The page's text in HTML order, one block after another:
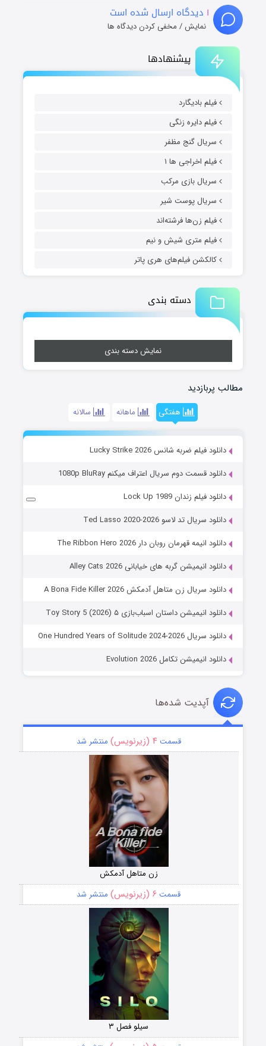
پیشنهادها
فیلم بادیگارد
فیلم دایره زنگی
سریال گنج مظفر
فیلم اخراجی ها ۱
سریال بازی مرکب
سریال پوست شیر
فیلم زن‌ها فرشته‌اند
فیلم متری شیش و نیم
کالکشن فیلم‌های هری پاتر
دسته بندی
نمایش دسته بندی
مطالب پربازدید
هفتگی ماهانه سالانه
دانلود فیلم ضربه شانس Lucky Strike 2026
دانلود قسمت دوم سریال اعتراف میکنم 1080p BluRay
دانلود فیلم زندان Lock Up 1989
دانلود سریال تد لاسو Ted Lasso 2020-2026
دانلود انیمه قهرمان روبان دار The Ribbon Hero 2026
دانلود انیمیشن گربه های خیابانی Alley Cats 2026
دانلود سریال زن متاهل آدمکش A Bona Fide Killer 2026
دانلود انیمیشن داستان اسباب‌بازی ۵ Toy Story 5 (2026)
دانلود سریال One Hundred Years of Solitude 2024-2026
دانلود انیمیشن تکامل Evolution 2026
۱ دیدگاه ارسال شده است
نمایش / مخفی کردن دیدگاه ها
آپدیت شده‌ها
قسمت۴ (زیرنویس) منتشر شد
زن متاهل آدمکش
قسمت ۶ (زیرنویس) منتشر شد
سیلو فصل ۳